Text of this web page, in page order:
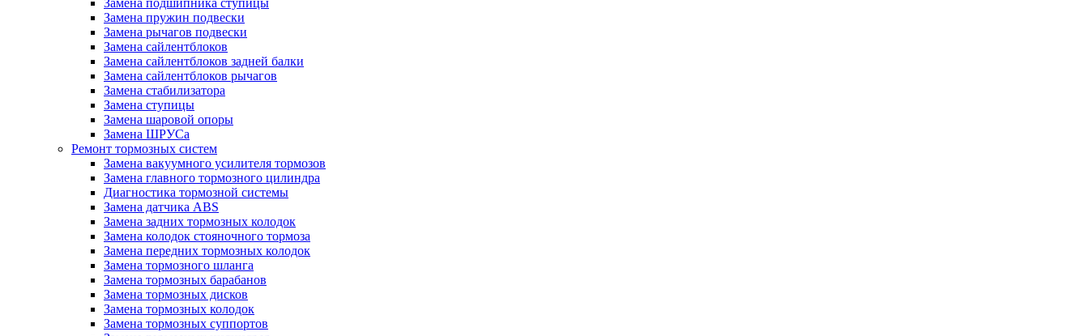
Замена подшипника ступицы
Замена пружин подвески
Замена рычагов подвески
Замена сайлентблоков
Замена сайлентблоков задней балки
Замена сайлентблоков рычагов
Замена стабилизатора
Замена ступицы
Замена шаровой опоры
Замена ШРУСа
Ремонт тормозных систем
Замена вакуумного усилителя тормозов
Замена главного тормозного цилиндра
Диагностика тормозной системы
Замена датчика ABS
Замена задних тормозных колодок
Замена колодок стояночного тормоза
Замена передних тормозных колодок
Замена тормозного шланга
Замена тормозных барабанов
Замена тормозных дисков
Замена тормозных колодок
Замена тормозных суппортов